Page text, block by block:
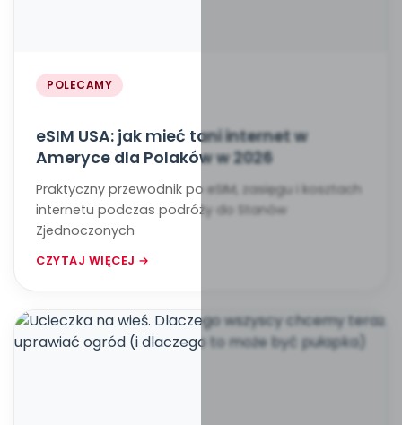
POLECAMY
eSIM USA: jak mieć tani internet w
Ameryce dla Polaków w 2026
Praktyczny przewodnik po eSIM, zasięgu i kosztach
internetu podczas podróży do Stanów
Zjednoczonych
CZYTAJ WIĘCEJ →